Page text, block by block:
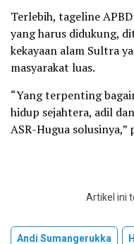
Terlebih, tageline
yang harus didukung,
kekayaan alam Sultra
masyarakat luas.
“Yang terpenting
hidup sejahtera, adil
ASR-Hugua solusinya,”
Artikel ini
Andi Sumangerukka